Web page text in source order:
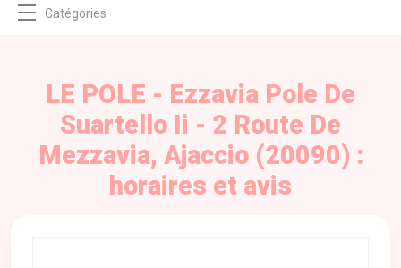
Catégories
LE POLE - Ezzavia Pole De
Suartello Ii - 2 Route De
Mezzavia, Ajaccio (20090) :
horaires et avis